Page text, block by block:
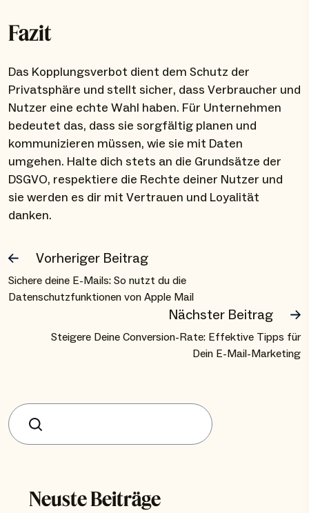
Fazit
Das Kopplungsverbot dient dem Schutz der
Privatsphäre und stellt sicher, dass Verbraucher und
Nutzer eine echte Wahl haben. Für Unternehmen
bedeutet das, dass sie sorgfältig planen und
kommunizieren müssen, wie sie mit Daten
umgehen. Halte dich stets an die Grundsätze der
DSGVO, respektiere die Rechte deiner Nutzer und
sie werden es dir mit Vertrauen und Loyalität
danken.
Vorheriger Beitrag
Sichere deine E-Mails: So nutzt du die
Datenschutzfunktionen von Apple Mail
Nächster Beitrag
Steigere Deine Conversion-Rate: Effektive Tipps für
Dein E-Mail-Marketing
Suchen
Neuste Beiträge